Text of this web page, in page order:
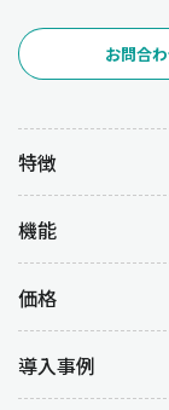
お問合
特徴
機能
価格
導入事例